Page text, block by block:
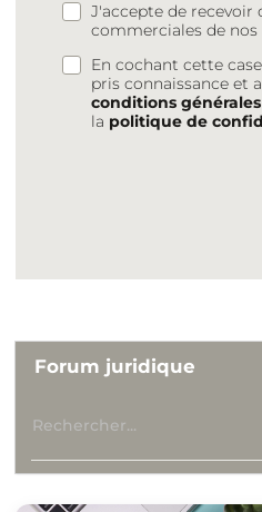
J'accepte de recevoir
commerciales de
En cochant cette
pris connaissance et
conditions
la politique de
Forum juridique